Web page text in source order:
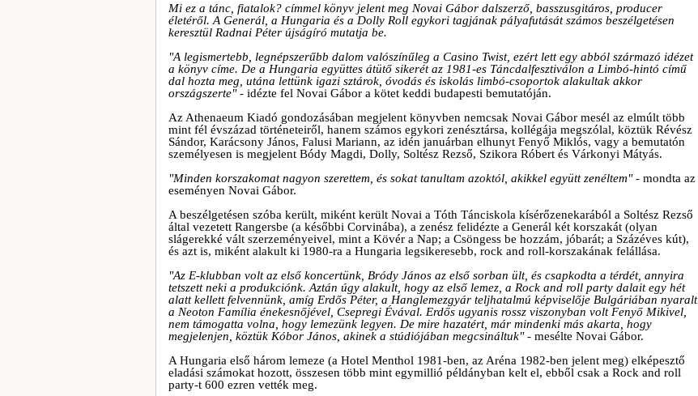
Mi ez a tánc, fiatalok? címmel könyv jelent meg Novai Gábor dalszerző, basszusgitáros, producer
életéről. A Generál, a Hungaria és a Dolly Roll egykori tagjának pályafutását számos beszélgetésen
keresztül Radnai Péter újságíró mutatja be.
"A legismertebb, legnépszerűbb dalom valószínűleg a Casino Twist, ezért lett egy abból származó idézet
a könyv címe. De a Hungaria együttes átütő sikerét az 1981-es Táncdalfesztiválon a Limbó-hintó című
dal hozta meg, utána lettünk igazi sztárok, óvodás és iskolás limbó-csoportok alakultak akkor
országszerte"- idézte fel Novai Gábor a kötet keddi budapesti bemutatóján.
Az Athenaeum Kiadó gondozásában megjelent könyvben nemcsak Novai Gábor mesél az elmúlt több
mint fél évszázad történeteiről, hanem számos egykori zenésztársa, kollégája megszólal, köztük Révész
Sándor, Karácsony János, Falusi Mariann, az idén januárban elhunyt Fenyő Miklós, vagy a bemutatón
személyesen is megjelent Bódy Magdi, Dolly, Soltész Rezső, Szikora Róbert és Várkonyi Mátyás.
"Minden korszakomat nagyon szerettem, és sokat tanultam azoktól, akikkel együtt zenéltem"- mondta az
eseményen Novai Gábor.
A beszélgetésen szóba került, miként került Novai a Tóth Tánciskola kísérőzenekarából a Soltész Rezső
által vezetett Rangersbe (a későbbi Corvinába), a zenész felidézte a Generál két korszakát (olyan
slágerekké vált szerzeményeivel, mint a Kövér a Nap; a Csöngess be hozzám, jóbarát; a Százéves kút),
és azt is, miként alakult ki 1980-ra a Hungaria legsikeresebb, rock and roll-korszakának felállása.
"Az E-klubban volt az első koncertünk, Bródy János az első sorban ült, és csapkodta a térdét, annyira
tetszett neki a produkciónk. Aztán úgy alakult, hogy az első lemez, a Rock and roll party dalait egy hét
alatt kellett felvennünk, amíg Erdős Péter, a Hanglemezgyár teljhatalmú képviselője Bulgáriában nyaralt
a Neoton Família énekesnőjével, Csepregi Évával. Erdős ugyanis rossz viszonyban volt Fenyő Mikivel,
nem támogatta volna, hogy lemezünk legyen. De mire hazatért, már mindenki más akarta, hogy
megjelenjen, köztük Kóbor János, akinek a stúdiójában megcsináltuk"- mesélte Novai Gábor.
A Hungaria első három lemeze (a Hotel Menthol 1981-ben, az Aréna 1982-ben jelent meg) elképesztő
eladási számokat hozott, összesen több mint egymillió példányban kelt el, ebből csak a Rock and roll
party-t 600 ezren vették meg.